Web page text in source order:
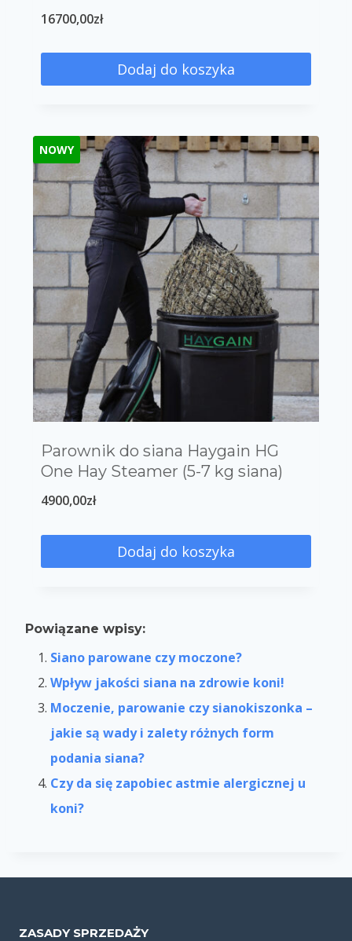
16700,00zł
Dodaj do koszyka
NOWY
Parownik do siana Haygain HG
One Hay Steamer (5-7 kg siana)
4900,00zł
Dodaj do koszyka
Powiązane wpisy:
Siano parowane czy moczone?
Wpływ jakości siana na zdrowie koni!
Moczenie, parowanie czy sianokiszonka –
jakie są wady i zalety różnych form
podania siana?
Czy da się zapobiec astmie alergicznej u
koni?
ZASADY SPRZEDAŻY